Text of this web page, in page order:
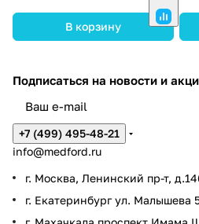
В корзину
Подписаться на новости и
+7 (499) 495-48-21
info@medford.ru
г. Москва, Ленинский пр-т,
г. Екатеринбург ул. Малышева